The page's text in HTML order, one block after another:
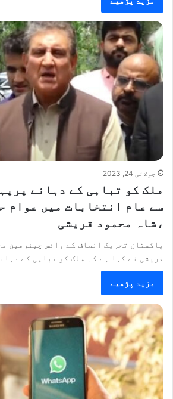
جولائی 24, 2023
ملک کو تباہی کے دہانے
سے عام انتخابات میں عوام
،شاہ محمود قریشی
پاکستان تحریک انصاف کے وائس چیئرمین
قریشی نے کہا ہے کہ ملک کو تباہی کے
مزید پڑھیے